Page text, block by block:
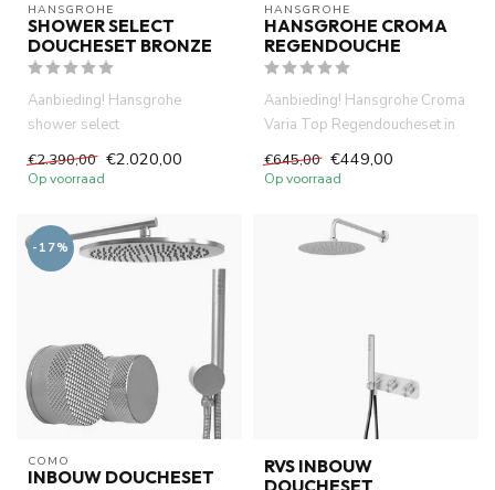
HANSGROHE
SHOWER SELECT
DOUCHESET BRONZE
Aanbieding! Hansgrohe
shower select
douchesystemen
.Thermostatisch inbouwdeel
€2.390,00 €2.020,00
Op voorraad
HANSGROHE
HANSGROHE CROMA
REGENDOUCHE
Aanbieding! Hansgrohe Croma
Varia Top Regendoucheset in
chroom. Met regendouche,...
€645,00 €449,00
Op voorraad
-17%
COMO
INBOUW DOUCHESET
RVS INBOUW
DOUCHESET